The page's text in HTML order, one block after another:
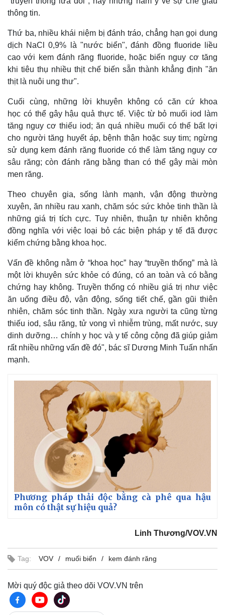
Pháp luật
Tư vấn luật
Quân sự - Quốc phòng
Vũ khí
Việt Nam
Phân tích
thông tin.
Thứ ba, nhiều khái niệm bị đánh tráo, chẳng hạn gọi dung
dịch NaCl 0,9% là "nước biển", đánh đồng fluoride liều
cao với kem đánh răng fluoride, hoặc biến nguy cơ tăng
khi tiêu thụ nhiều thịt chế biến sẵn thành khẳng định "ăn
thịt là nuôi ung thư".
Cuối cùng, những lời khuyên không có căn cứ khoa
học có thể gây hậu quả thực tế. Việc từ bỏ muối iod làm
tăng nguy cơ thiếu iod; ăn quá nhiều muối có thể bất lợi
cho người tăng huyết áp, bệnh thận hoặc suy tim; ngừng
sử dụng kem đánh răng fluoride có thể làm tăng nguy cơ
sâu răng; còn đánh răng bằng than có thể gây mài mòn
men răng.
Theo chuyên gia, sống lành mạnh, vận động thường
xuyên, ăn nhiều rau xanh, chăm sóc sức khỏe tinh thần là
những giá trị tích cực. Tuy nhiên, thuận tự nhiên không
đồng nghĩa với việc loại bỏ các biện pháp y tế đã được
kiểm chứng bằng khoa học.
Vấn đề không nằm ở “khoa học” hay “truyền thống” mà là
một lời khuyên sức khỏe có đúng, có an toàn và có bằng
chứng hay không. Truyền thống có nhiều giá trị như việc
ăn uống điều độ, vận động, sống tiết chế, gần gũi thiên
nhiên, chăm sóc tinh thần. Ngày xưa người ta cũng từng
thiếu iod, sâu răng, tử vong vì nhiễm trùng, mất nước, suy
dinh dưỡng… chính y học và y tế công cộng đã giúp giảm
rất nhiều những vấn đề đó", bác sĩ Dương Minh Tuấn nhấn
mạnh.
Phương pháp thải độc bằng cà phê qua hậu
môn có thật sự hiệu quả?
Linh Thương/VOV.VN
Tag: VOV muối biển kem đánh răng
Mời quý độc giả theo dõi VOV.VN trên